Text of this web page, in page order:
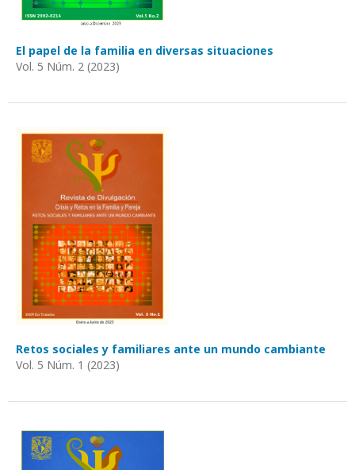
El papel de la familia en diversas situaciones
Vol. 5 Núm. 2 (2023)
Retos sociales y familiares ante un mundo cambiante
Vol. 5 Núm. 1 (2023)